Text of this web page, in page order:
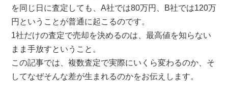
を同じ日に査定しても、A社では80万円、B社では120万
円ということが普通に起こるのです。
1社だけの査定で売却を決めるのは、最高値を知らない
まま手放すということ。
この記事では、複数査定で実際にいくら変わるのか、そ
してなぜそんな差が生まれるのかをお伝えします。